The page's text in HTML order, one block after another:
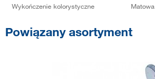
Wykończenie kolorystyczne Matowa
Powiązany asortyment